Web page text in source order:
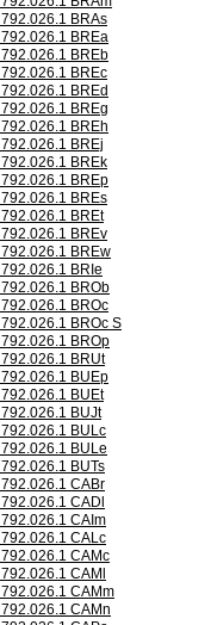
792.026.1 BRAs
792.026.1 BREa
792.026.1 BREb
792.026.1 BREc
792.026.1 BREd
792.026.1 BREg
792.026.1 BREh
792.026.1 BREj
792.026.1 BREk
792.026.1 BREp
792.026.1 BREs
792.026.1 BREt
792.026.1 BREv
792.026.1 BREw
792.026.1 BRIe
792.026.1 BROb
792.026.1 BROc
792.026.1 BROc S
792.026.1 BROp
792.026.1 BRUt
792.026.1 BUEp
792.026.1 BUEt
792.026.1 BUJt
792.026.1 BULc
792.026.1 BULe
792.026.1 BUTs
792.026.1 CABr
792.026.1 CADl
792.026.1 CAIm
792.026.1 CALc
792.026.1 CAMc
792.026.1 CAMl
792.026.1 CAMm
792.026.1 CAMn